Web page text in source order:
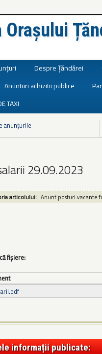
Orașului
Despre Țăndărei
Anunturi achizitii publice
TAXI
anunțurile
29.09.2023
articolului: Anunt posturi vacante
fișiere:
informații publicate: